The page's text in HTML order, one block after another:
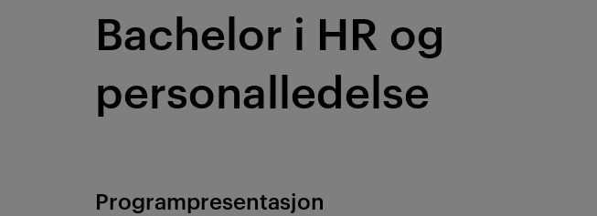
Bachelor i HR og
personalledelse
Programpresentasjon